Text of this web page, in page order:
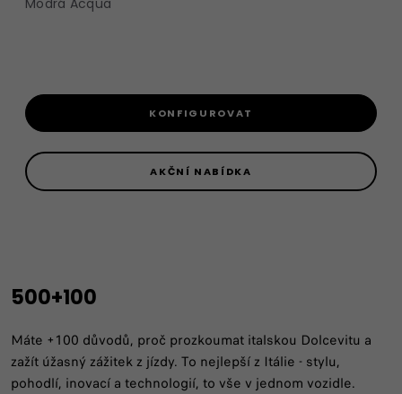
Modrá Acqua
KONFIGUROVAT
AKČNÍ NABÍDKA
500+100
Máte +100 důvodů, proč prozkoumat italskou Dolcevitu a
zažít úžasný zážitek z jízdy. To nejlepší z Itálie - stylu,
pohodlí, inovací a technologií, to vše v jednom vozidle.